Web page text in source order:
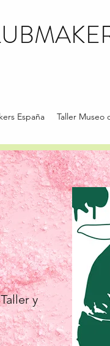
España Taller Museo
y